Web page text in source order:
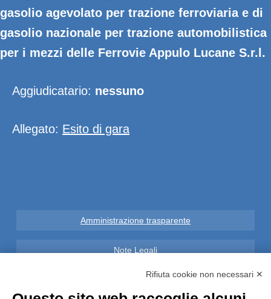
gasolio agevolato per trazione ferroviaria e di
gasolio nazionale per trazione automobilistica
per i mezzi delle Ferrovie Appulo Lucane S.r.l.
Aggiudicatario: nessuno
Allegato: Esito di gara
Amministrazione trasparente
Note Legali
Privacy
Rifiuta cookie non necessari ✕